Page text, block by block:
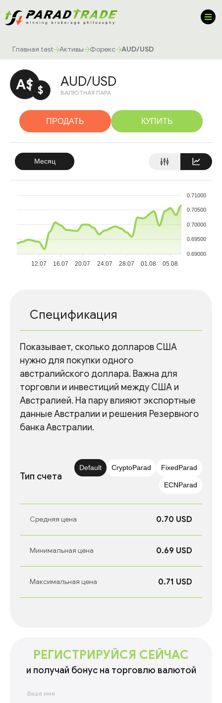
Главная test Активы Форекс AUD/USD
A$ $
AUD/USD
ВАЛЮТНАЯ ПАРА
ПРОДАТЬ КУПИТЬ
Месяц
0.71000
0.70500
0.70000
0.69500
0.69000
12.07 16.07 20.07 24.07 28.07 01.08 05.08
Спецификация
Показывает, сколько долларов США
нужно для покупки одного
австралийского доллара. Важна для
торговли и инвестиций между США и
Австралией. На пару влияют экспортные
данные Австралии и решения Резервного
банка Австралии.
Тип счета
Default CryptoParad FixedParad
ECNParad
Средняя цена 0.70 USD
Минимальная цена 0.69 USD
Максимальная цена 0.71 USD
РЕГИСТРИРУЙСЯ СЕЙЧАС
и получай бонус на торговлю валютой
Ваше имя